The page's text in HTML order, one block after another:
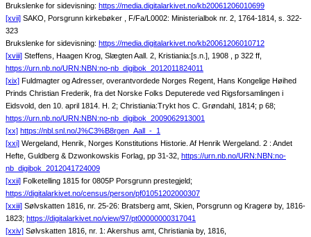
Brukslenke for sidevisning: https://media.digitalarkivet.no/kb20061206010699
[xvii] SAKO, Porsgrunn kirkebøker , F/Fa/L0002: Ministerialbok nr. 2, 1764-1814, s. 322-
323
Brukslenke for sidevisning: https://media.digitalarkivet.no/kb20061206010712
[xviii] Steffens, Haagen Krog, Slægten Aall. 2, Kristiania:[s.n.], 1908 , p 322 ff,
https://urn.nb.no/URN:NBN:no-nb_digibok_2012011824011
[xix] Fuldmagter og Adresser, overantvordede Norges Regent, Hans Kongelige Høihed
Prinds Christian Frederik, fra det Norske Folks Deputerede ved Rigsforsamlingen i
Eidsvold, den 10. april 1814. H. 2; Christiania:Trykt hos C. Grøndahl, 1814; p 68;
https://urn.nb.no/URN:NBN:no-nb_digibok_2009062913001
[xx] https://nbl.snl.no/J%C3%B8rgen_Aall_-_1
[xxi] Wergeland, Henrik, Norges Konstitutions Historie. Af Henrik Wergeland. 2 : Andet
Hefte, Guldberg & Dzwonkowskis Forlag, pp 31-32, https://urn.nb.no/URN:NBN:no-
nb_digibok_2012041724009
[xxii] Folketelling 1815 for 0805P Porsgrunn prestegjeld;
https://digitalarkivet.no/census/person/pf01051202000307
[xxiii] Sølvskatten 1816, nr. 25-26: Bratsberg amt, Skien, Porsgrunn og Kragerø by, 1816-
1823; https://digitalarkivet.no/view/97/pt00000000317041
[xxiv] Sølvskatten 1816, nr. 1: Akershus amt, Christiania by, 1816,